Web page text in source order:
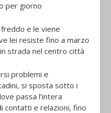
per giorno
e le viene
lei resiste fino a marzo
strada nel centro città
problemi e
si sposta sotto i
passa l’intera
contatti e relazioni, fino